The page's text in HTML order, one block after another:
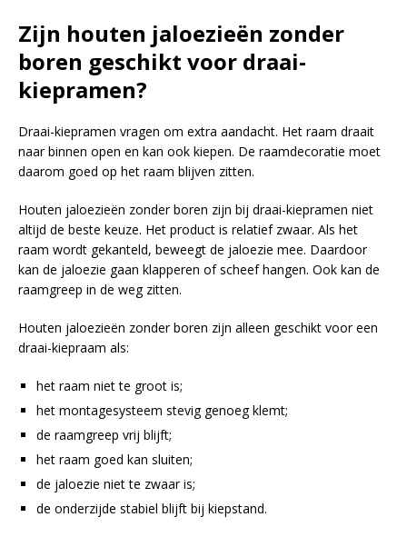
Zijn houten jaloezieën zonder
boren geschikt voor draai-
kiepramen?
Draai-kiepramen vragen om extra aandacht. Het raam draait
naar binnen open en kan ook kiepen. De raamdecoratie moet
daarom goed op het raam blijven zitten.
Houten jaloezieën zonder boren zijn bij draai-kiepramen niet
altijd de beste keuze. Het product is relatief zwaar. Als het
raam wordt gekanteld, beweegt de jaloezie mee. Daardoor
kan de jaloezie gaan klapperen of scheef hangen. Ook kan de
raamgreep in de weg zitten.
Houten jaloezieën zonder boren zijn alleen geschikt voor een
draai-kiepraam als:
het raam niet te groot is;
het montagesysteem stevig genoeg klemt;
de raamgreep vrij blijft;
het raam goed kan sluiten;
de jaloezie niet te zwaar is;
de onderzijde stabiel blijft bij kiepstand.